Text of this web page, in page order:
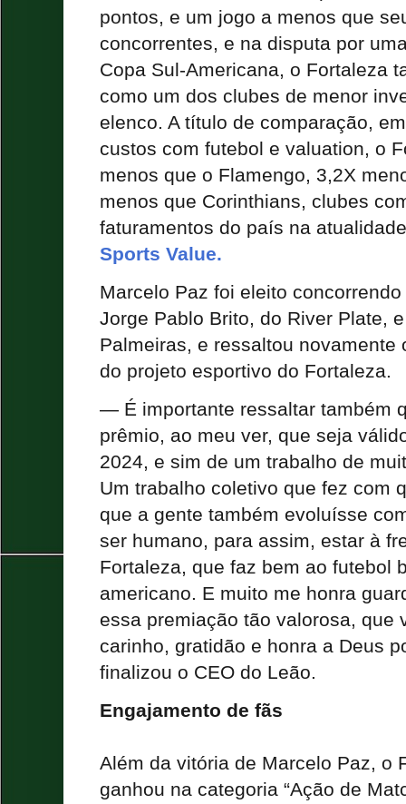
pontos, e um jogo a menos que
concorrentes, e na disputa por
Copa Sul-Americana, o Fortaleza
como um dos clubes de menor
elenco. A título de comparação,
custos com futebol e valuation, o
menos que o Flamengo, 3,2X
menos que Corinthians, clubes
faturamentos do país na
Sports Value.
Marcelo Paz foi eleito
Jorge Pablo Brito, do River Plate,
Palmeiras, e ressaltou novamente
do projeto esportivo do Fortaleza.
— É importante ressaltar também
prêmio, ao meu ver, que seja
2024, e sim de um trabalho de
Um trabalho coletivo que fez com
que a gente também evoluísse
ser humano, para assim, estar à
Fortaleza, que faz bem ao futebol
americano. E muito me honra
essa premiação tão valorosa, que
carinho, gratidão e honra a Deus
finalizou o CEO do Leão.
Engajamento de fãs
Além da vitória de Marcelo Paz, o
ganhou na categoria “Ação de